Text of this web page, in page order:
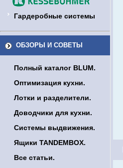
Гардеробные системы
ОБЗОРЫ И СОВЕТЫ
Полный каталог BLUM.
Оптимизация кухни.
Лотки и разделители.
Доводчики для кухни.
Системы выдвижения.
Ящики TANDEMBOX.
Все статьи.